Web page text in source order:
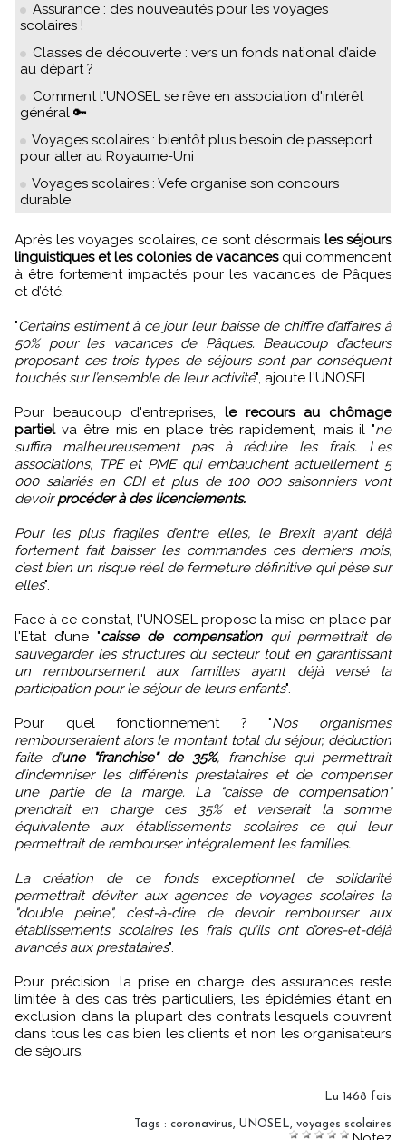
Assurance : des nouveautés pour les voyages
scolaires !
Classes de découverte : vers un fonds national d’aide
au départ ?
Comment l'UNOSEL se rêve en association d'intérêt
général 🔑
Voyages scolaires : bientôt plus besoin de passeport
pour aller au Royaume-Uni
Voyages scolaires : Vefe organise son concours
durable
Après les voyages scolaires, ce sont désormais les séjours
linguistiques et les colonies de vacancesqui commencent
à être fortement impactés pour les vacances de Pâques
et d’été.
"Certains estiment à ce jour leur baisse de chiffre d’affaires à
50% pour les vacances de Pâques. Beaucoup d’acteurs
proposant ces trois types de séjours sont par conséquent
touchés sur l’ensemble de leur activité", ajoute l'UNOSEL.
Pour beaucoup d'entreprises, le recours au chômage
partielva être mis en place très rapidement, mais il "ne
suffira malheureusement pas à réduire les frais. Les
associations, TPE et PME qui embauchent actuellement 5
000 salariés en CDI et plus de 100 000 saisonniers vont
devoirprocéder à des licenciements.
Pour les plus fragiles d’entre elles, le Brexit ayant déjà
fortement fait baisser les commandes ces derniers mois,
c’est bien un risque réel de fermeture définitive qui pèse sur
elles".
Face à ce constat, l'UNOSEL propose la mise en place par
l'Etat d’une "caisse de compensationqui permettrait de
sauvegarder les structures du secteur tout en garantissant
un remboursement aux familles ayant déjà versé la
participation pour le séjour de leurs enfants".
Pour quel fonctionnement ? "Nos organismes
rembourseraient alors le montant total du séjour, déduction
faite d’une "franchise" de 35%, franchise qui permettrait
d’indemniser les différents prestataires et de compenser
une partie de la marge. La "caisse de compensation"
prendrait en charge ces 35% et verserait la somme
équivalente aux établissements scolaires ce qui leur
permettrait de rembourser intégralement les familles.
La création de ce fonds exceptionnel de solidarité
permettrait d’éviter aux agences de voyages scolaires la
"double peine", c’est-à-dire de devoir rembourser aux
établissements scolaires les frais qu’ils ont d’ores-et-déjà
avancés aux prestataires".
Pour précision, la prise en charge des assurances reste
limitée à des cas très particuliers, les épidémies étant en
exclusion dans la plupart des contrats lesquels couvrent
dans tous les cas bien les clients et non les organisateurs
de séjours.
Lu 1468 fois
Tags : coronavirus, UNOSEL, voyages scolaires